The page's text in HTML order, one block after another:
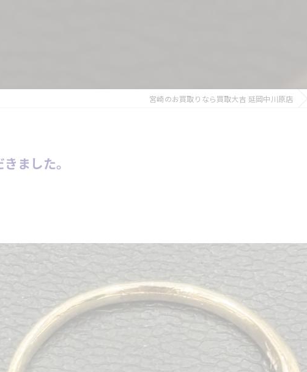
宮崎のお買取りなら買取大吉 延岡中川原店
ました。